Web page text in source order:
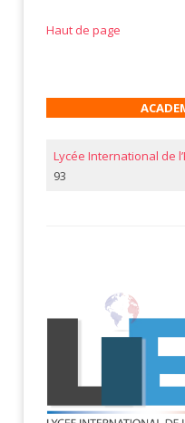
Haut de page
Lycée International de
93